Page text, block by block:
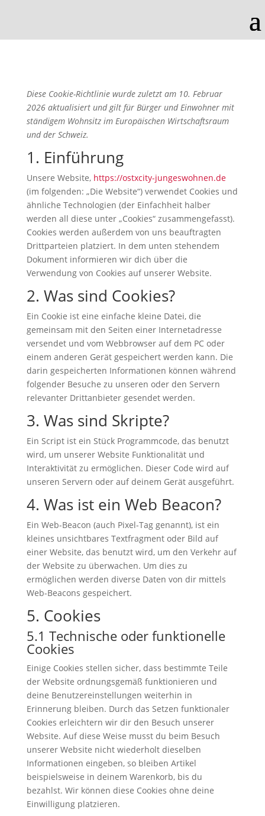
Diese Cookie-Richtlinie wurde zuletzt am 10. Februar
2026 aktualisiert und gilt für Bürger und Einwohner mit
ständigem Wohnsitz im Europäischen Wirtschaftsraum
und der Schweiz.
1. Einführung
Unsere Website, https://ostxcity-jungeswohnen.de
(im folgenden: „Die Website“) verwendet Cookies und
ähnliche Technologien (der Einfachheit halber
werden all diese unter „Cookies“ zusammengefasst).
Cookies werden außerdem von uns beauftragten
Drittparteien platziert. In dem unten stehendem
Dokument informieren wir dich über die
Verwendung von Cookies auf unserer Website.
2. Was sind Cookies?
Ein Cookie ist eine einfache kleine Datei, die
gemeinsam mit den Seiten einer Internetadresse
versendet und vom Webbrowser auf dem PC oder
einem anderen Gerät gespeichert werden kann. Die
darin gespeicherten Informationen können während
folgender Besuche zu unseren oder den Servern
relevanter Drittanbieter gesendet werden.
3. Was sind Skripte?
Ein Script ist ein Stück Programmcode, das benutzt
wird, um unserer Website Funktionalität und
Interaktivität zu ermöglichen. Dieser Code wird auf
unseren Servern oder auf deinem Gerät ausgeführt.
4. Was ist ein Web Beacon?
Ein Web-Beacon (auch Pixel-Tag genannt), ist ein
kleines unsichtbares Textfragment oder Bild auf
einer Website, das benutzt wird, um den Verkehr auf
der Website zu überwachen. Um dies zu
ermöglichen werden diverse Daten von dir mittels
Web-Beacons gespeichert.
5. Cookies
5.1 Technische oder funktionelle
Cookies
Einige Cookies stellen sicher, dass bestimmte Teile
der Website ordnungsgemäß funktionieren und
deine Benutzereinstellungen weiterhin in
Erinnerung bleiben. Durch das Setzen funktionaler
Cookies erleichtern wir dir den Besuch unserer
Website. Auf diese Weise musst du beim Besuch
unserer Website nicht wiederholt dieselben
Informationen eingeben, so bleiben Artikel
beispielsweise in deinem Warenkorb, bis du
bezahlst. Wir können diese Cookies ohne deine
Einwilligung platzieren.